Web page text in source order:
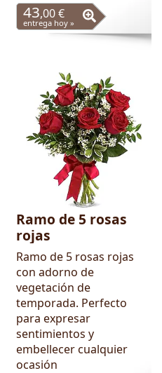
43,00 €
entrega hoy »
Ramo de 5 rosas
rojas
Ramo de 5 rosas rojas
con adorno de
vegetación de
temporada. Perfecto
para expresar
sentimientos y
embellecer cualquier
ocasión